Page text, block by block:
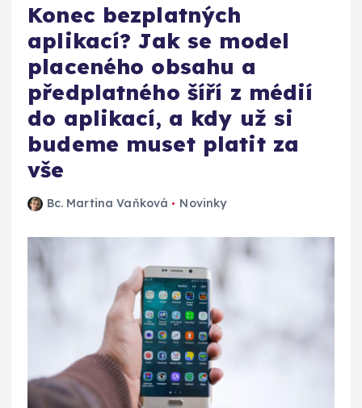
Konec bezplatných
aplikací? Jak se model
placeného obsahu a
předplatného šíří z médií
do aplikací, a kdy už si
budeme muset platit za
vše
Bc. Martina Vaňková Novinky